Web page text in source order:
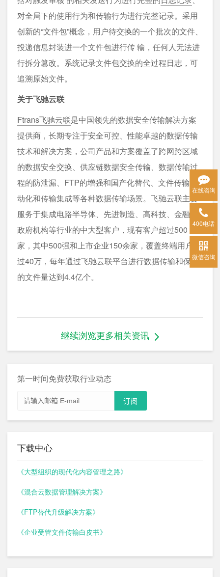
对全局下的使用行为和传输行为进行完整记录。采用
创新的“文件包”概念，用户待交换的一个批次的文件、
投递信息封装进一个文件包进行传 输，任何人无法进
行拆分篡改。系统记录文件包交换的全过程日志，可
追溯原始文件。
关于飞驰云联
Ftrans飞驰云联是中国领先的数据安全传输解决方案
提供商，长期专注于安全可控、性能卓越的数据传输
技术和解决方案，公司产品和方案覆盖了跨网跨区域
的数据安全交换、供应链数据安全传输、数据传输过
程的防泄漏、FTP的增强和国产化替代、文件传输自
动化和传输集成等各种数据传输场景。飞驰云联主要
服务于集成电路半导体、先进制造、高科技、金融、
政府机构等行业的中大型客户，现有客户超过500
家，其中500强和上市企业150余家，覆盖终端用户超
过40万，每年通过飞驰云联平台进行数据传输和保护
的文件量达到4.4亿个。
继续浏览更多相关资讯
第一时间免费获取行业动态
下载中心
《大型组织的现代化内容管理之路》
《混合云数据管理解决方案》
《FTP替代升级解决方案》
《企业受管文件传输白皮书》
在线咨询
400电话
微信咨询